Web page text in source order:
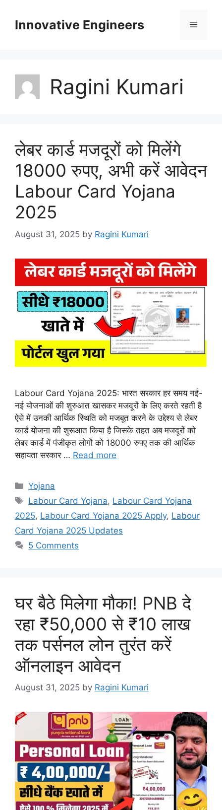
contentInnovative Engineers Menu
Ragini Kumari
लेबर कार्ड मजदूरों को मिलेंगे
18000 रुपए, अभी करें आवेदन
Labour Card Yojana
2025
August 31, 2025 by Ragini Kumari
Labour Card Yojana 2025: भारत सरकार हर समय नई-
नई योजनाओं की शुरुआत खासकर मजदूरों के लिए करते रहती है
ऐसे में उनकी आर्थिक स्थिति को मजबूत करने के उद्देश्य से लेबर
कार्ड योजना की शुरूआत किया है जिसके तहत अब मजदूरों को
लेबर कार्ड में पंजीकृत लोगों को 18000 रुपए तक की आर्थिक
सहायता सरकार … Read more
Categories
Yojana
Tags
Labour Card Yojana, Labour Card Yojana
2025, Labour Card Yojana 2025 Apply, Labour
Card Yojana 2025 Updates
5 Comments
घर बैठे मिलेगा मौका! PNB दे
रहा ₹50,000 से ₹10 लाख
तक पर्सनल लोन तुरंत करें
ऑनलाइन आवेदन
August 31, 2025 by Ragini Kumari